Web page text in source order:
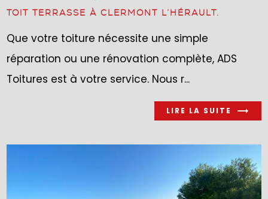
TOIT TERRASSE À CLERMONT L’HÉRAULT.
Que votre toiture nécessite une simple
réparation ou une rénovation complète, ADS
Toitures est à votre service. Nous r...
LIRE LA SUITE